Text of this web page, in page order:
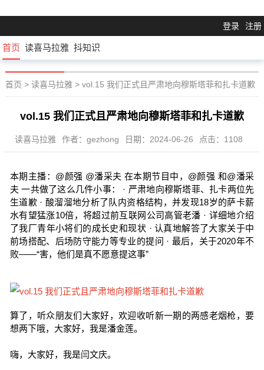
登录 注册
首页 读喜马拉雅 抖知识
首页 > 读喜马拉雅> vol.15 我们正式且严肃地向穆斯塔菲和扎卡道歉
vol.15 我们正式且严肃地向穆斯塔菲和扎卡道歉
读喜马拉雅 作者：gezhong 日期：2024-06-26 点击：1108
本期主播：@颜强 @潘采夫 在本期节目中，@颜强 和@潘采
夫 一共做了这么几件小事： · 严肃地向穆斯塔菲、扎卡两位先
生道歉 · 酸溜溜地分析了队内资格结构，并发现18岁的萨卡薪
水有望猛涨10倍，将超过前互联网公司高管老潘 · 详细地介绍
了我厂青年小将们的成长史和现状 · 认真地解答了大家关于中
前场搭配、后场防守能力等专业的提问 · 最后，关于2020年不
败——“害，他们是真不愿意提这事”
算了，听众朋友们大家好，欢迎收听新一期的两感老烟枪，要
想两下哦，大家好，我是潘金莲。
嗨，大家好，我是闫文庆。